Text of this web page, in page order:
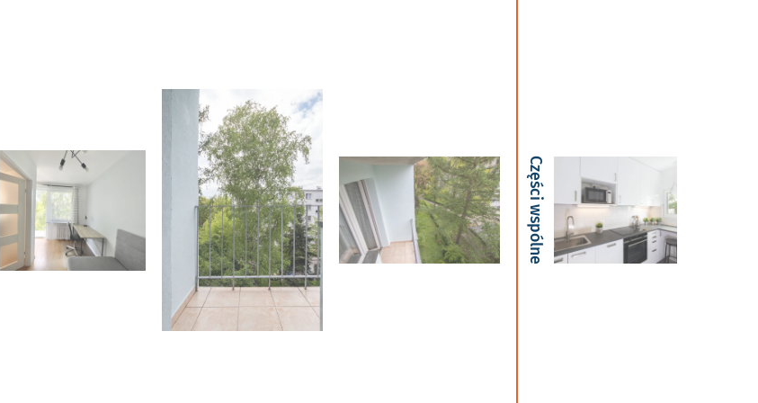
Części wspólne